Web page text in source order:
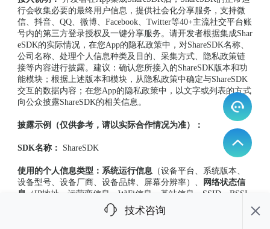
行会收集必要的最终用户信息，提供社会化分享服务，支持微
信、抖音、QQ、微博、Facebook、Twitter等40+主流社交平台账
号内的第三方登录授权及一键分享服务。请开发者根据集成Shar
eSDK的实际情况，在您App的隐私政策中，对ShareSDK名称、
公司名称、处理个人信息种类及目的、采集方式、隐私政策链
接等内容进行披露。建议：确认您所接入的ShareSDK版本和功
能模块；根据上述版本和模块，从隐私政策中确定与ShareSDK
交互的数据内容；在您App的隐私政策中，以文字或列表的方式
向公众披露ShareSDK的相关信息。
披露示例（仅供参考，请以实际合作情况为准）：
SDK名称： ShareSDK
使用的个人信息类型：系统运行信息 （设备平台、系统版本、
设备型号、设备厂商、设备品牌、屏幕分辨率）、
网络状态信
息
（IP地址、运营商信息、WiFi信息、基站信息、SSID、BSSI
（国际移动设备识别码（IMEI）（仅2022
年3月份之前的版本收集）、匿名设备标识符(OAID)、国际移动
技术咨询